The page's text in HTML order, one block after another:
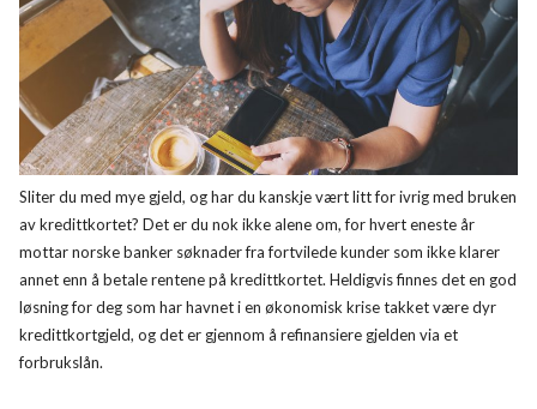
Sliter du med mye gjeld, og har du kanskje vært litt for ivrig med bruken
av kredittkortet? Det er du nok ikke alene om, for hvert eneste år
mottar norske banker søknader fra fortvilede kunder som ikke klarer
annet enn å betale rentene på kredittkortet. Heldigvis finnes det en god
løsning for deg som har havnet i en økonomisk krise takket være dyr
kredittkortgjeld, og det er gjennom å refinansiere gjelden via et
forbrukslån.